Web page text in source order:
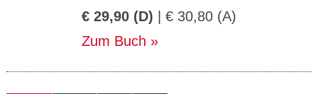
€ 29,90 (D) | € 30,80 (A)
Zum Buch